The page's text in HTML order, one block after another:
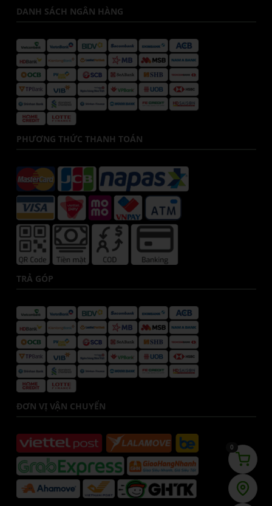
DANH SÁCH NGÂN HÀNG
PHƯƠNG THỨC THANH TOÁN
TRẢ GÓP
ĐƠN VỊ VẬN CHUYỂN
0